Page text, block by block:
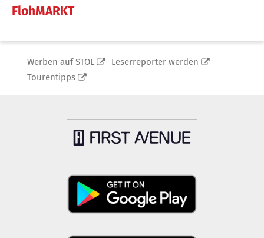
FlohMARKT
Werben auf STOL
Leserreporter werden
Tourentipps